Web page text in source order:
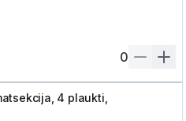
0
4 plaukti,